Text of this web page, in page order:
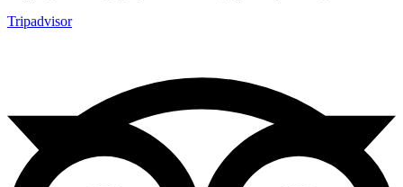
Tripadvisor